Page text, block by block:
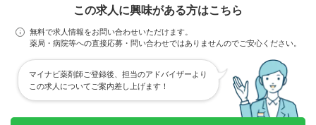
この求人に興味がある方はこちら
無料で求人情報をお問い合わせいただけます。
薬局・病院等への直接応募・問い合わせではありませんのでご安心ください。
マイナビ薬剤師ご登録後、担当のアドバイザーより
この求人についてご案内差し上げます！